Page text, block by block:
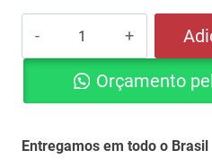
OSTEONIL
MINI
SER
Orçamento
Entregamos em todo o Brasil